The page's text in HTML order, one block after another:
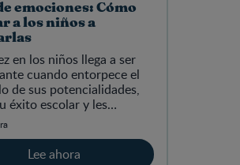
emociones: Cómo
a los niños a
en los niños llega a ser
cuando entorpece el
de sus potencialidades,
éxito escolar y les
Lee ahora